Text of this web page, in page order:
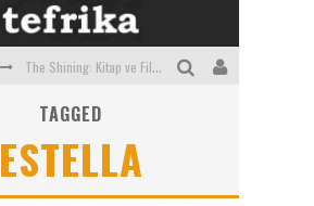
The Shining: Kitap ve Film Arasındaki Farklar
Art Institute of Chicago'daki Tablolar
TAGGED
ESTELLA